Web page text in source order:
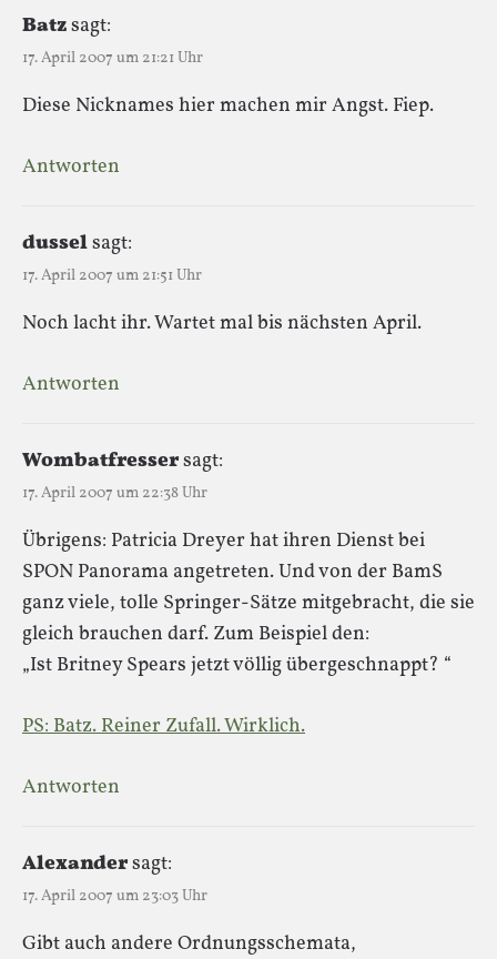
Batzsagt:
17. April 2007 um 21:21 Uhr
Diese Nicknames hier machen mir Angst. Fiep.
Antworten
dusselsagt:
17. April 2007 um 21:51 Uhr
Noch lacht ihr. Wartet mal bis nächsten April.
Antworten
Wombatfressersagt:
17. April 2007 um 22:38 Uhr
Übrigens: Patricia Dreyer hat ihren Dienst bei
SPON Panorama angetreten. Und von der BamS
ganz viele, tolle Springer-Sätze mitgebracht, die sie
gleich brauchen darf. Zum Beispiel den:
„Ist Britney Spears jetzt völlig übergeschnappt? “
PS: Batz. Reiner Zufall. Wirklich.
Antworten
Alexandersagt:
17. April 2007 um 23:03 Uhr
Gibt auch andere Ordnungsschemata,